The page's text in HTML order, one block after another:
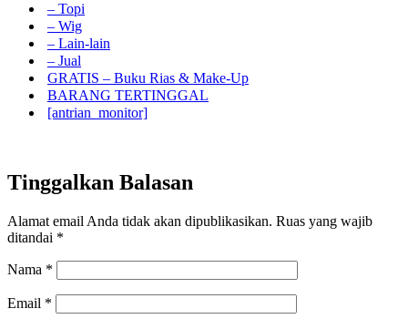
– Topi
– Wig
– Lain-lain
– Jual
GRATIS – Buku Rias & Make-Up
BARANG TERTINGGAL
[antrian_monitor]
Tinggalkan Balasan
Alamat email Anda tidak akan dipublikasikan. Ruas yang wajib
ditandai *
Nama *
Email *